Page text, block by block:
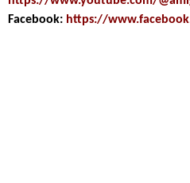
Facebook: https://